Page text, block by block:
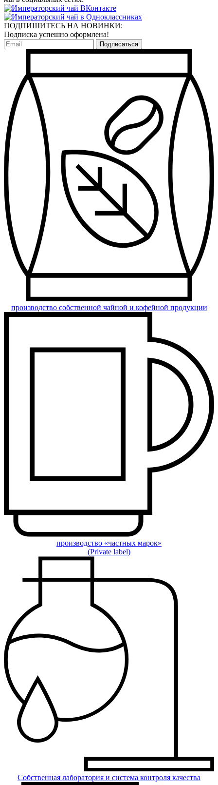
ПОДПИШИТЕСЬ НА НОВИНКИ:
Подписка успешно оформлена!
Подписаться
производство собственной чайной и кофейной продукции
производство «частных марок»
(Private label)
Собственная лаборатория и система контроля качества